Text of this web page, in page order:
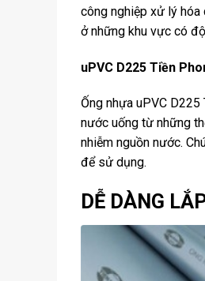
công nghiệp xử lý hóa
ở những khu vực có
uPVC D225 Tiền
Ống nhựa uPVC
nước uống từ những
nhiễm nguồn nước.
để sử dụng.
DỄ DÀNG